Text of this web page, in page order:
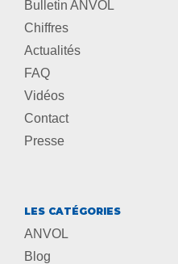
Bulletin ANVOL
Chiffres
Actualités
FAQ
Vidéos
Contact
Presse
LES CATÉGORIES
ANVOL
Blog